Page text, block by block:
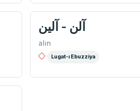
آلن - آلین
alın
Lugat-ı Ebuzziya